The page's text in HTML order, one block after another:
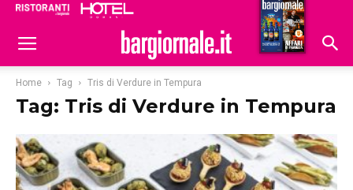
Hoteldomani
Home Tag Tris di Verdure in Tempura
Tag: Tris di Verdure in Tempura